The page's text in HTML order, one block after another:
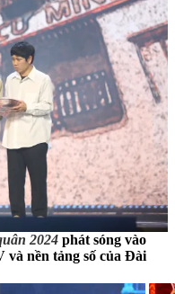
2024 phát sóng vào
và nền tảng số của Đài